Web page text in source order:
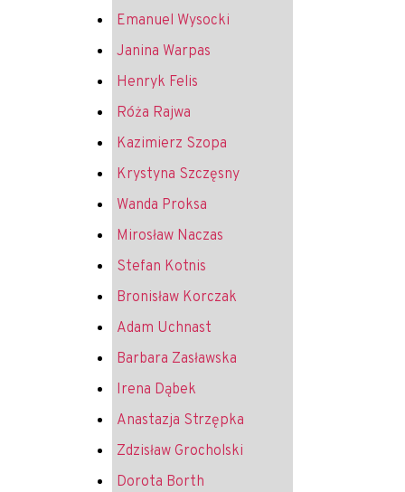
Emanuel Wysocki
Janina Warpas
Henryk Felis
Róża Rajwa
Kazimierz Szopa
Krystyna Szczęsny
Wanda Proksa
Mirosław Naczas
Stefan Kotnis
Bronisław Korczak
Adam Uchnast
Barbara Zasławska
Irena Dąbek
Anastazja Strzępka
Zdzisław Grocholski
Dorota Borth